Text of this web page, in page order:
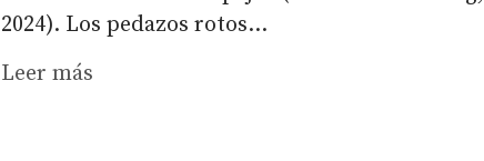
2024). Los pedazos rotos...
Leer más